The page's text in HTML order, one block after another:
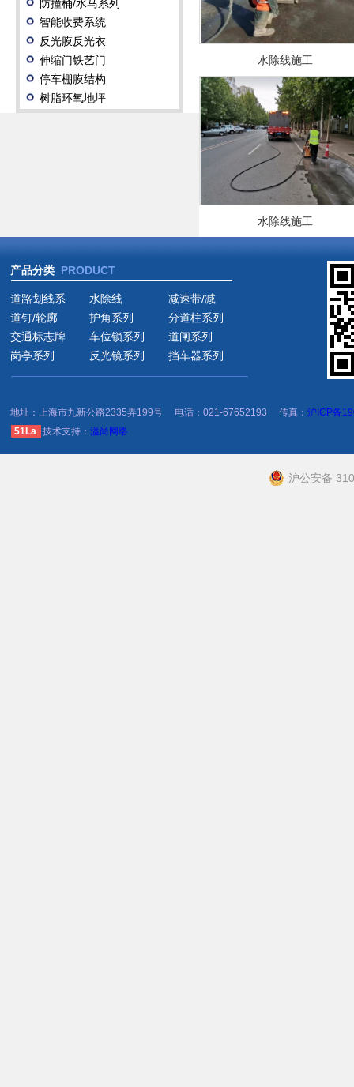
防撞桶/水马系列
智能收费系统
反光膜反光衣
伸缩门铁艺门
停车棚膜结构
树脂环氧地坪
水除线施工
水除线施工
产品分类 PRODUCT
道路划线系 水除线
减速带/减
道钉/轮廓
护角系列
分道柱系列
交通标志牌
车位锁系列
道闸系列
岗亭系列
反光镜系列 挡车器系列
地址：上海市九新公路2335弄199号 电话：021-67652193 传真：沪ICP备
51La
技术支持：溢尚网络
沪公安备